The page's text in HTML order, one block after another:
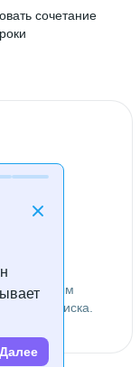
Далее
сочетание
заданным
поиска.